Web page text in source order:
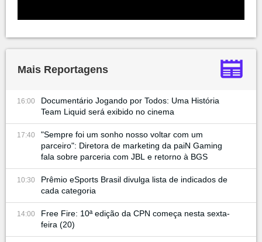
Mais Reportagens
16:00
Documentário Jogando por Todos: Uma História
Team Liquid será exibido no cinema
17:40
"Sempre foi um sonho nosso voltar com um
parceiro": Diretora de marketing da paiN Gaming
fala sobre parceria com JBL e retorno à BGS
10:30
Prêmio eSports Brasil divulga lista de indicados de
cada categoria
14:00
Free Fire: 10ª edição da CPN começa nesta sexta-
feira (20)